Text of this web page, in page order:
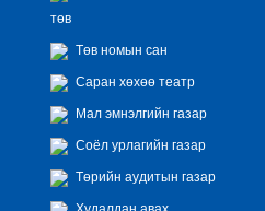
төв
Төв номын сан
Саран хөхөө театр
Мал эмнэлгийн газар
Соёл урлагийн газар
Төрийн аудитын газар